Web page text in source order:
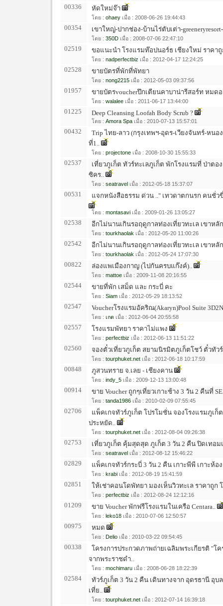
00336 หัดใหม่จ๊า
โดย : ohaey เมื่อ : 2008-06-26 19:44:43
00354 เขาใหญ่-ปากช่อง-บ้านไร่ตับเต่า-
โดย : 350D เมื่อ : 2008-07-06 22:47:10
02519 ขอแนะนำ โรงแรมท๊อปนอร์ธ เชียงใหม่ ราคา
โดย : nadperfectbiz เมื่อ : 2012-04-17 12:24:25
02528 ขายบัตรที่พักที่พัทยา
โดย : nong2215 เมื่อ : 2012-05-03 09:37:56
01957 ขายบัตรvoucherปึกเตียนคาบาน่ารีสอร์ท หมดอ
โดย : walalee เมื่อ : 2011-06-17 13:44:00
01225 Deep Cleansing Loofah Body Scrub ?
โดย : Amora Spa เมื่อ : 2010-07-13 15:57:01
00432
Trip ไทย-ลาว (กรุงเทพฯ-อุดร-เวียงจันทร์-หน
ที่1..
โดย : projectone เมื่อ : 2008-10-30 15:55:33
02537
เที่ยวภูเก็ต ทัวร์ทะเลภูเก็ต พักโรงแรมที่ ป่าตอ
ซิคร..
โดย : seatravel เมื่อ : 2012-05-18 15:37:07
00531 แจกหนังสือธรรม ด่วน .." เทวดาตกนรก คนชั่ว
โดย : montasavi เมื่อ : 2009-01-26 13:05:27
02538 อีกไม่นานเกินรอฤดูกาลท่องเที่ยวทะเล เขาหลั
โดย : tourkhaolak เมื่อ : 2012-05-20 11:00:26
02542 อีกไม่นานเกินรอฤดูกาลท่องเที่ยวทะเล เขาหลั
โดย : tourkhaolak เมื่อ : 2012-05-24 17:07:30
00822 ล่องแพเมืองกาญ (ไปกันครบแก๊งค์)..
โดย : mattoe เมื่อ : 2009-11-08 20:16:55
02544 ขายที่พัก เสม็ด และ กระบี่ คะ
โดย : Siam เมื่อ : 2012-05-29 18:13:52
02547 Voucherโรงแรมอัคริณ(Akaryn)Pool Suite
โดย : เกด เมื่อ : 2012-06-04 20:55:58
02557 โรงแรมพัทยา ราคาไม่แพง
โดย : perfectbiz เมื่อ : 2012-06-13 11:51:22
02560 จองตั๋วเที่ยวภูเก็ต สยามนิรมิตภูเก็ตโชว์ ตั๋วทัว
โดย : tourphuket.net เมื่อ : 2012-06-18 10:17:59
00848 ภูสวนทราย จ.เลย - เชียงคาน
โดย : indy_5 เมื่อ : 2009-12-13 13:00:48
00914 ขาย Voucher ถูกๆเที่ยวเกาะช้าง 3 วัน 2 คืนที่
โดย : tanda1986 เมื่อ : 2010-02-09 07:55:45
02706
แพ็คเกจทัวร์ภูเก็ต โปรโมชั่น จองโรงแรมภูเก็
ประหยัด..
โดย : tourphuket.net เมื่อ : 2012-08-04 09:26:38
02753 เที่ยวภูเก็ต คุ้มสุดสุด ภูเก็ต 3 วัน 2 คืน ปิดเทอม
โดย : seatravel เมื่อ : 2012-08-12 15:46:22
02829 แพ็คเกจทัวร์กระบี่ 3 วัน 2 คืน เกาะพีพี เกาะห้อง
โดย : krabi เมื่อ : 2012-08-19 15:41:59
02851 ให้เช่าคอนโดพัทยา มองเห็นวิวทะเล ราคาถูก โ
โดย : perfectbiz เมื่อ : 2012-08-24 12:12:16
01209 ขาย Voucher พักฟรีโรงแรมในเครือ Centara..
โดย : leko18 เมื่อ : 2010-07-06 12:50:57
00975 หมด
โดย : Delio เมื่อ : 2010-03-22 09:54:45
00338
โครงการประกวดภาพถ่ายเฉลิมพระเกียรติ "โ
จากพระราชดำ..
โดย : mochimaru เมื่อ : 2008-06-28 18:22:39
02584
ทัวร์ภูเก็ต 3 วัน 2 คืน เดินทางจาก อุดรธานี อุบ
เที่ย..
โดย : tourphuket.net เมื่อ : 2012-07-14 16:39:18